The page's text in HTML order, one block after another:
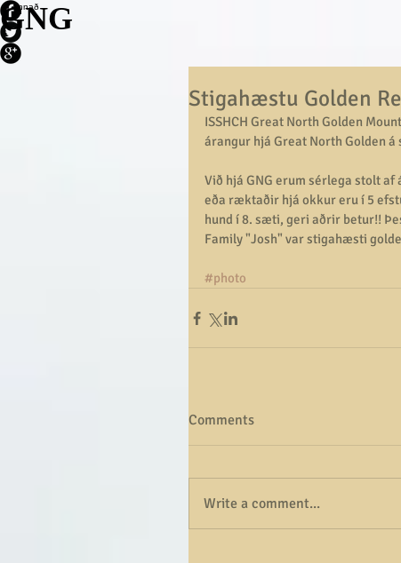
Annað
GNG
Stigahæstu Golden
ISSHCH Great North Golden
árangur hjá Great North Golden á
Við hjá GNG erum sérlega stolt
eða ræktaðir hjá okkur eru í 5
hund í 8. sæti, geri aðrir betur!!
Family "Josh" var stigahæsti
#photo
Comments
Write a comment...